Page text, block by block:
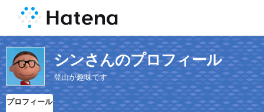
シンさんのプロフィール
登山が趣味です
プロフィール